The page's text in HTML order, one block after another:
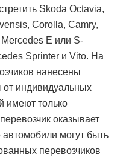
Skoda Octavia,
Corolla, Camry,
E или S-
Sprinter и Vito. На
нанесены
индивидуальных
имеют только
оказывает
автомобили могут быть
перевозчиков